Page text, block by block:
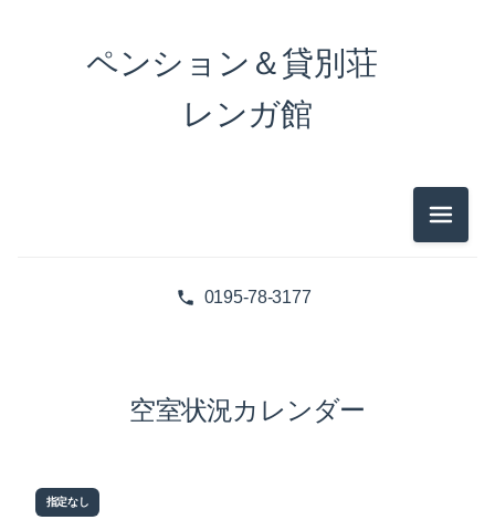
0195-78-3177
ペンション＆貸別荘
レンガ館
メニュ
空室状況カレンダー
指定なし